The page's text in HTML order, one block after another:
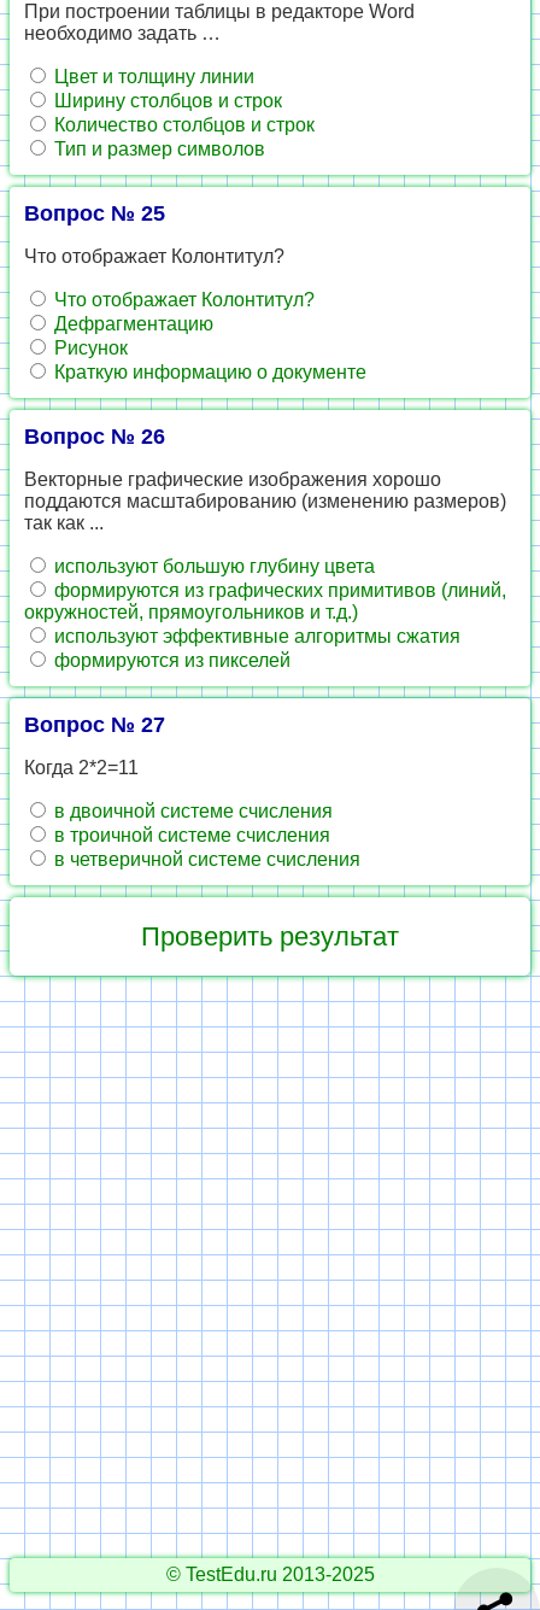
При построении таблицы в редакторе Word
необходимо задать …
Цвет и толщину линии
Ширину столбцов и строк
Количество столбцов и строк
Тип и размер символов
Вопрос № 25
Что отображает Колонтитул?
Что отображает Колонтитул?
Дефрагментацию
Рисунок
Краткую информацию о документе
Вопрос № 26
Векторные графические изображения хорошо
поддаются масштабированию (изменению размеров)
так как ...
используют большую глубину цвета
формируются из графических примитивов (линий,
окружностей, прямоугольников и т.д.)
используют эффективные алгоритмы сжатия
формируются из пикселей
Вопрос № 27
Когда 2*2=11
в двоичной системе счисления
в троичной системе счисления
в четверичной системе счисления
© TestEdu.ru 2013-2025